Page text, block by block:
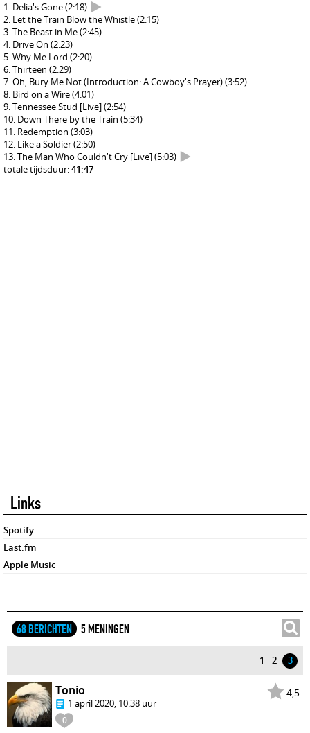
Delia's Gone(2:18)
Let the Train Blow the Whistle(2:15)
The Beast in Me(2:45)
Drive On (2:23)
Why Me Lord (2:20)
Thirteen (2:29)
Oh, Bury Me Not (Introduction: A Cowboy's Prayer)(3:52)
Bird on a Wire(4:01)
Tennessee Stud [Live](2:54)
Down There by the Train (5:34)
Redemption (3:03)
Like a Soldier(2:50)
The Man Who Couldn't Cry [Live](5:03)
totale tijdsduur:41:47
Links
Spotify
Last.fm
Apple Music
68 BERICHTEN 5 MENINGEN
1 2 3
4,5
0
Tonio
1 april 2020, 10:38 uur